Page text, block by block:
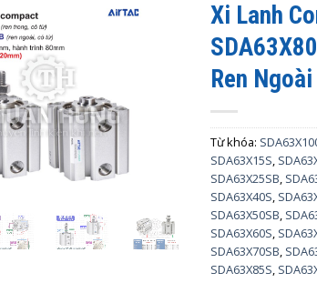
Xi Lanh
Ren Ngoài
Từ khóa:
SDA63X15S,
SDA63X25SB,
SDA63X40S,
SDA63X50SB,
SDA63X60S,
SDA63X70SB,
SDA63X85S,